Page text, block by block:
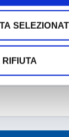
RIFIUTA
SEMINARIO